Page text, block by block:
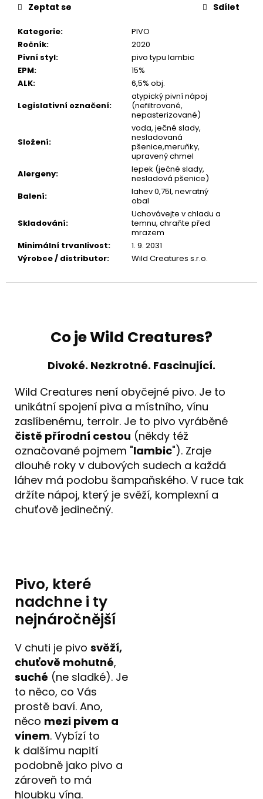
Kategorie:
PIVO
Ročník:
2020
Pivní styl:
pivo typu lambic
EPM:
15%
ALK:
6,5% obj.
Legislativní označení:
atypický pivní nápoj
(nefiltrované,
nepasterizované)
Složení:
voda, ječné slady,
nesladovaná
pšenice,meruňky,
upravený chmel
Alergeny:
lepek (ječné slady,
nesladová pšenice)
Balení:
lahev 0,75l, nevratný
obal
Skladování:
Uchovávejte v chladu a
temnu, chraňte před
mrazem
Minimální trvanlivost:
1. 9. 2031
Výrobce / distributor: Wild Creatures s.r.o.
Zeptat se Sdílet
Co je Wild Creatures?
Divoké. Nezkrotné. Fascinující.
Wild Creatures není obyčejné pivo. Je to
unikátní spojení piva a místního, vínu
zaslíbenému, terroir. Je to pivo vyráběné
čistě přírodní cestou (někdy též
označované pojmem "lambic"). Zraje
dlouhé roky v dubových sudech a každá
láhev má podobu šampaňského. V ruce tak
držíte nápoj, který je svěží, komplexní a
chuťově jedinečný.
Pivo, které
nadchne i ty
nejnáročnější
V chuti je pivo svěží,
chuťově mohutné,
suché (ne sladké). Je
to něco, co Vás
prostě baví. Ano,
něco mezi pivem a
vínem. Vybízí to
k dalšímu napití
podobně jako pivo a
zároveň to má
hloubku vína.